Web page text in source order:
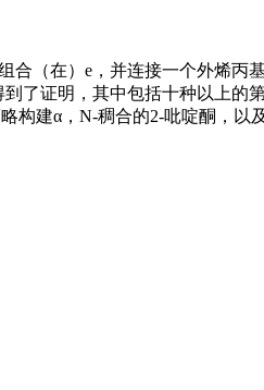
合（在）e，并连接一个外烯丙
了证明，其中包括十种以上的
构建α，N-稠合的2-吡啶酮，以